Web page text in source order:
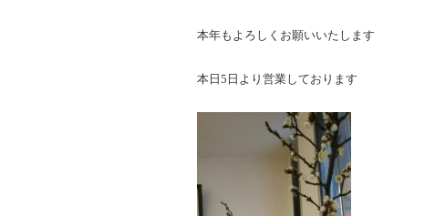
本年もよろしくお願いいたします
本日5日より営業しております